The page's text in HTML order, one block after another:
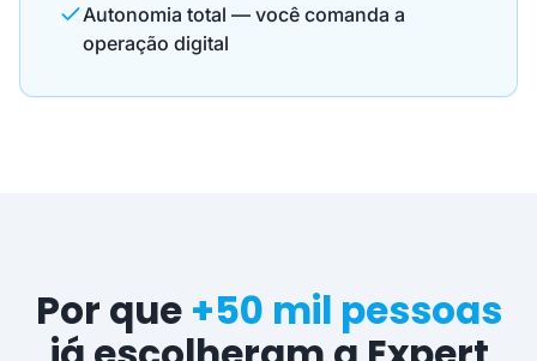
Autonomia total — você comanda a
operação digital
Por que +50 mil pessoas